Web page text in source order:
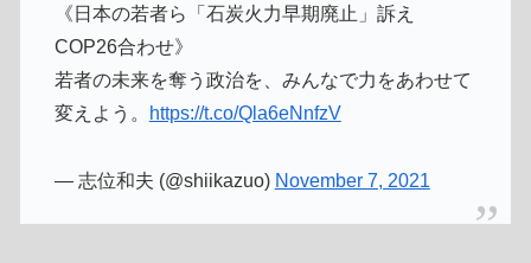
《日本の若者ら「石炭火力早期廃止」訴え
COP26合わせ》
若者の未来を奪う政治を、みんなで力をあわせて
変えよう。
https://t.co/Qla6eNnfzV
— 志位和夫 (@shiikazuo) November 7, 2021